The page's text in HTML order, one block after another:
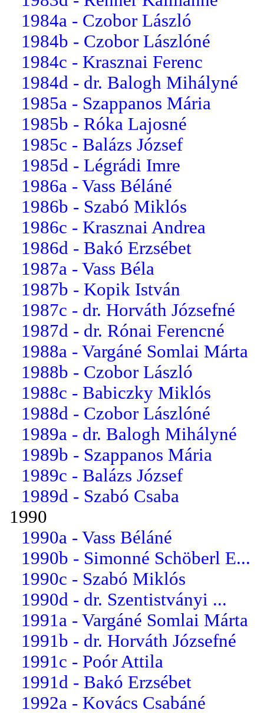
1984a - Czobor László
1984b - Czobor Lászlóné
1984c - Krasznai Ferenc
1984d - dr. Balogh Mihályné
1985a - Szappanos Mária
1985b - Róka Lajosné
1985c - Balázs József
1985d - Légrádi Imre
1986a - Vass Béláné
1986b - Szabó Miklós
1986c - Krasznai Andrea
1986d - Bakó Erzsébet
1987a - Vass Béla
1987b - Kopik István
1987c - dr. Horváth Józsefné
1987d - dr. Rónai Ferencné
1988a - Vargáné Somlai Márta
1988b - Czobor László
1988c - Babiczky Miklós
1988d - Czobor Lászlóné
1989a - dr. Balogh Mihályné
1989b - Szappanos Mária
1989c - Balázs József
1989d - Szabó Csaba
1990
1990a - Vass Béláné
1990b - Simonné Schöberl E...
1990c - Szabó Miklós
1990d - dr. Szentistványi ...
1991a - Vargáné Somlai Márta
1991b - dr. Horváth Józsefné
1991c - Poór Attila
1991d - Bakó Erzsébet
1992a - Kovács Csabáné